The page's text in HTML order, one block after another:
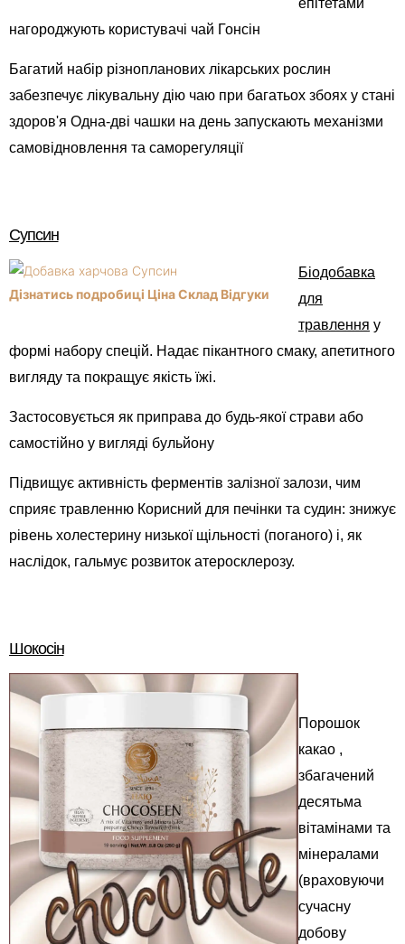
епітетами
нагороджують користувачі чай Гонсін
Багатий набір різнопланових лікарських рослин
забезпечує лікувальну дію чаю при багатьох збоях у стані
здоров'я Одна-дві чашки на день запускають механізми
самовідновлення та саморегуляції
Супсин
Дізнатись подробиці Ціна Склад Відгуки
Біодобавка
для
травлення у
формі набору спецій. Надає пікантного смаку, апетитного
вигляду та покращує якість їжі.
Застосовується як приправа до будь-якої страви або
самостійно у вигляді бульйону
Підвищує активність ферментів залізної залози, чим
сприяє травленню Корисний для печінки та судин: знижує
рівень холестерину низької щільності (поганого) і, як
наслідок, гальмує розвиток атеросклерозу.
Шокосін
Порошок
какао ,
збагачений
десятьма
вітамінами та
мінералами
(враховуючи
сучасну
добову